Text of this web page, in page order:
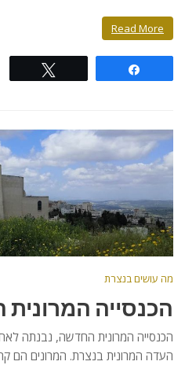
Read More
מה עושים בנצרת
הכנסייה
הכנסייה המרונית החדשה, נבנתה
העדה המרונית בנצרת. המרונים הם